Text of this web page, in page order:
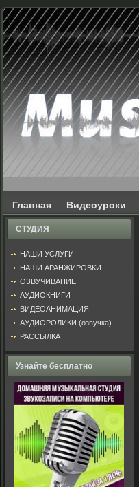
Главная Видеоуроки
СТУДИЯ
НАШИ УСЛУГИ
НАШИ АРАНЖИРОВКИ
ОЗВУЧИВАНИЕ
АУДИОКНИГИ
ВИДЕОАНИМАЦИЯ
АУДИОРОЛИКИ (озвучка)
РАССЫЛКА
Узнайте бесплатно